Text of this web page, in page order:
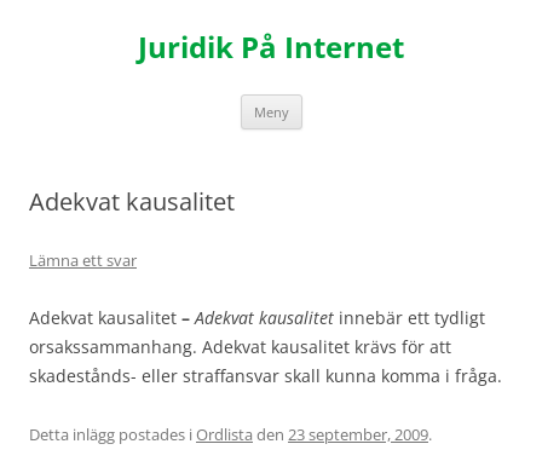
Juridik På Internet
Meny
Adekvat kausalitet
Lämna ett svar
Adekvat kausalitet –Adekvat kausalitet innebär ett tydligt
orsakssammanhang. Adekvat kausalitet krävs för att
skadestånds- eller straffansvar skall kunna komma i fråga.
Detta inlägg postades iOrdlista den 23 september, 2009.